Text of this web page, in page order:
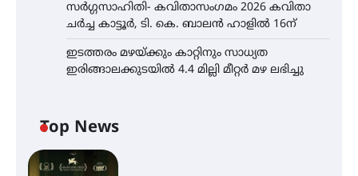
സർഗ്ഗസാഹിതി- കവിതാസംഗമം 2026 കവിതാ
ചർച്ച കാട്ടൂർ, ടി. കെ. ബാലൻ ഹാളിൽ 16ന്
ഇടത്തരം മഴയ്ക്കും കാറ്റിനും സാധ്യത
ഇരിങ്ങാലക്കുടയിൽ 4.4 മില്ലി മീറ്റർ മഴ ലഭിച്ചു
Top News